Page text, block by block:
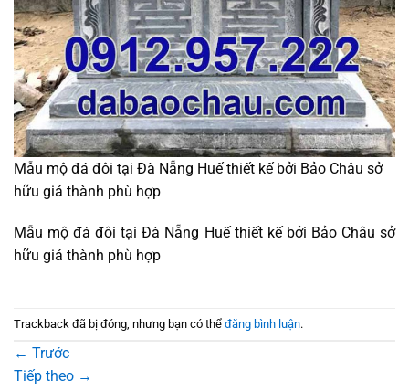
Mẫu mộ đá đôi tại Đà Nẵng Huế thiết kế bởi Bảo Châu sở
hữu giá thành phù hợp
Mẫu mộ đá đôi tại Đà Nẵng Huế thiết kế bởi Bảo Châu sở
hữu giá thành phù hợp
Trackback đã bị đóng, nhưng bạn có thể đăng bình luận.
← Trước
Tiếp theo →